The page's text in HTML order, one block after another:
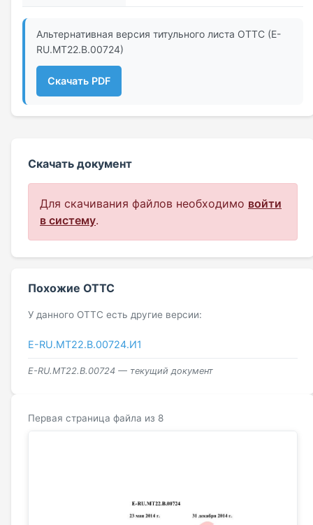
Альтернативная версия титульного листа ОТТС (E-
RU.MT22.В.00724)
Скачать PDF
Скачать документ
Для скачивания файлов необходимо войти
в систему.
Похожие ОТТС
У данного ОТТС есть другие версии:
E-RU.MT22.В.00724.И1
E-RU.MT22.В.00724 — текущий документ
Первая страница файла из 8